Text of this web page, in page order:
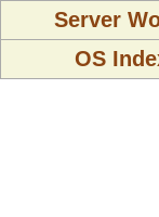
Server
OS